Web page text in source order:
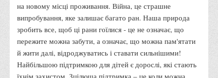
Положення про переведення здобувачів вищої освіти на
вакантні місця державного замовлення
Положення про старосту академічної групи
Положення про оцінювання результатів навчання
здобувачів вищої освіти
на новому місці проживання. Війна, це страшне
випробування, яке залишає багато ран. Наша природа
зробить все, щоб ці рани гоїлися - це не означає, що
пережите можна забути, а означає, що можна пам'ятати
й жити далі, відроджуватись і ставати сильнішими!
Найбільшою підтримкою для дітей є дорослі, які стають